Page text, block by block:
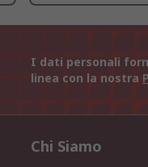
I dati personali
linea con la nostra
Chi Siamo